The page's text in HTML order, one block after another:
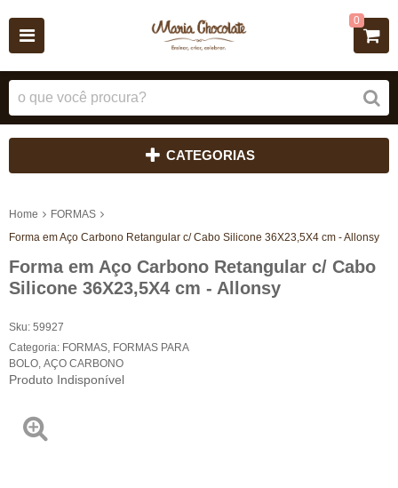
0
CATEGORIAS
Home
FORMAS
Forma em Aço Carbono Retangular c/ Cabo Silicone 36X23,5X4 cm - Allonsy
Forma em Aço Carbono Retangular c/ Cabo
Silicone 36X23,5X4 cm - Allonsy
Sku: 59927
Categoria: FORMAS FORMAS PARA
BOLO AÇO CARBONO
Produto Indisponível